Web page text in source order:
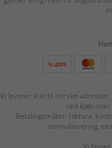
Vi leverer kun til norske
ved kjøp
Betalingsmåter: faktura,
normallevering,